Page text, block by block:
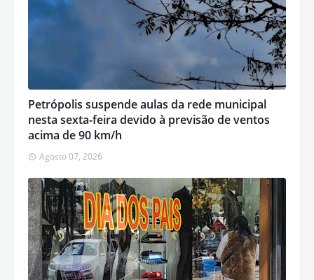
Petrópolis suspende aulas da rede municipal
nesta sexta-feira devido à previsão de ventos
acima de 90 km/h
Agosto 07, 2026